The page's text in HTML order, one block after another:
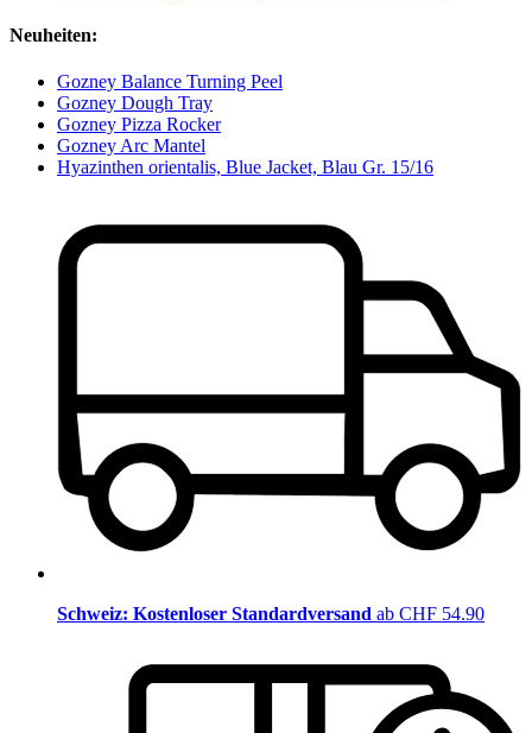
Neuheiten:
Gozney Balance Turning Peel
Gozney Dough Tray
Gozney Pizza Rocker
Gozney Arc Mantel
Hyazinthen orientalis, Blue Jacket, Blau Gr. 15/16
Schweiz: Kostenloser Standardversand ab CHF 54.90